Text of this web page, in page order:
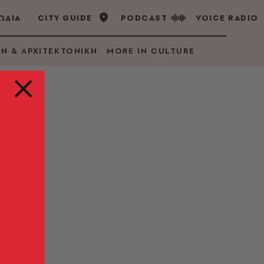
CITY GUIDE PODCAST VOICE RADIO
& ΑΡΧΙΤΕΚΤΟΝΙΚΗ MORE IN CULTURE